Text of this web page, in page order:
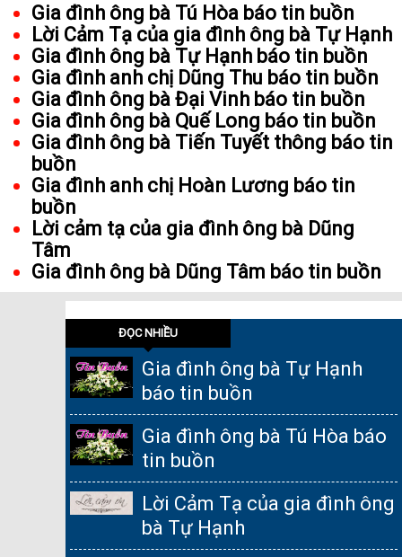
Gia đình ông bà Tú Hòa báo tin buồn
Lời Cảm Tạ của gia đình ông bà Tự Hạnh
Gia đình ông bà Tự Hạnh báo tin buồn
Gia đình anh chị Dũng Thu báo tin buồn
Gia đình ông bà Đại Vinh báo tin buồn
Gia đình ông bà Quế Long báo tin buồn
Gia đình ông bà Tiến Tuyết thông báo tin
buồn
Gia đình anh chị Hoàn Lương báo tin
buồn
Lời cảm tạ của gia đình ông bà Dũng
Tâm
Gia đình ông bà Dũng Tâm báo tin buồn
ĐỌC NHIỀU
Gia đình ông bà Tự Hạnh
báo tin buồn
Gia đình ông bà Tú Hòa báo
tin buồn
Lời Cảm Tạ của gia đình ông
bà Tự Hạnh